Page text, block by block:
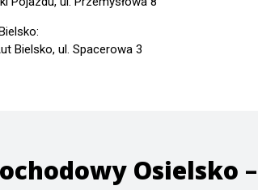
Bielsko, ul. Spacerowa 3
Osielsko